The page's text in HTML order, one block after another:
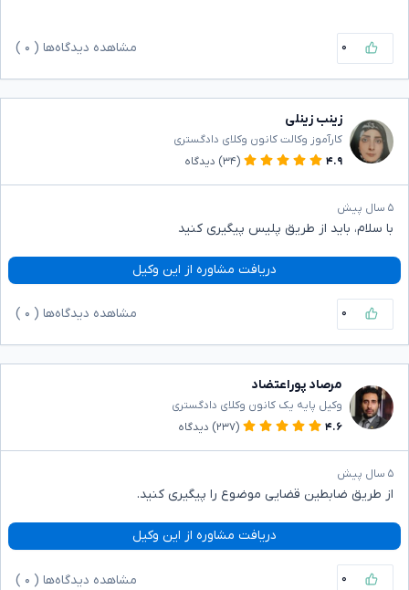
۰ مشاهده دیدگاه‌ها ( ۰
زینب زینلی
کارآموز وکالت کانون وکلای دادگستری
۴.۹
(۳۴) دیدگاه
۵ سال پیش
با سلام، باید از طریق پلیس پیگیری کنید
دریافت مشاوره از این وکیل
۰ مشاهده دیدگاه‌ها ( ۰
مرصاد پوراعتضاد
وکیل پایه یک کانون وکلای دادگستری
۴.۶
(۲۳۷) دیدگاه
۵ سال پیش
از طریق ضابطین قضایی موضوع را پیگیری کنید.
دریافت مشاوره از این وکیل
۰ مشاهده دیدگاه‌ها ( ۰